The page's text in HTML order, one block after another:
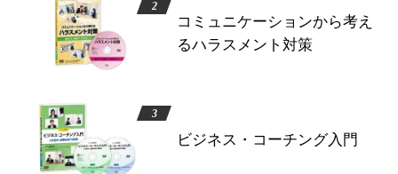
コミュニケーションから考え
るハラスメント対策
ビジネス・コーチング入門